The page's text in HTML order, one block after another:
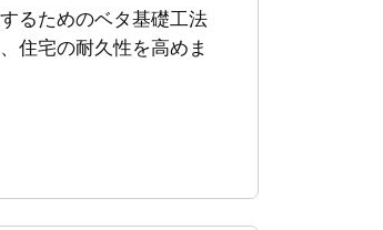
るためのベタ基礎工法
住宅の耐久性を高めま